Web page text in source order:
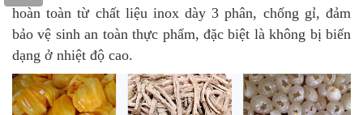
hoàn toàn từ chất liệu inox dày 3 phân, chống gỉ, đảm
bảo vệ sinh an toàn thực phẩm, đặc biệt là không bị biến
dạng ở nhiệt độ cao.